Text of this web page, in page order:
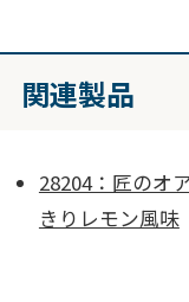
関連製品
28204：匠のオ
きりレモン風味